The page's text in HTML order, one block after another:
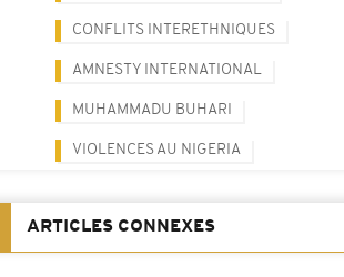
CONFLITS INTERETHNIQUES
AMNESTY INTERNATIONAL
MUHAMMADU BUHARI
VIOLENCES AU NIGERIA
ARTICLES CONNEXES